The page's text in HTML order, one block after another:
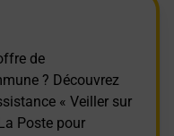
de
? Découvrez
« Veiller sur
Poste pour